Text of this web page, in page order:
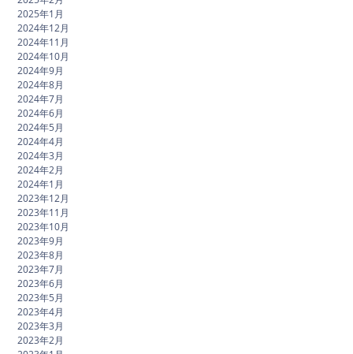
2025年1月
2024年12月
2024年11月
2024年10月
2024年9月
2024年8月
2024年7月
2024年6月
2024年5月
2024年4月
2024年3月
2024年2月
2024年1月
2023年12月
2023年11月
2023年10月
2023年9月
2023年8月
2023年7月
2023年6月
2023年5月
2023年4月
2023年3月
2023年2月